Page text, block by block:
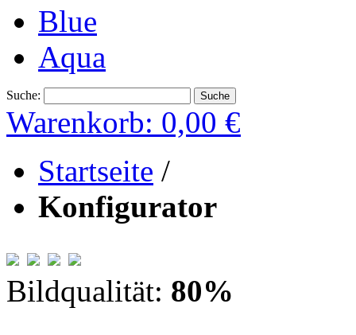
Blue
Aqua
Suche: Suche
Warenkorb: 0,00 €
Startseite /
Konfigurator
Bildqualität: 80%